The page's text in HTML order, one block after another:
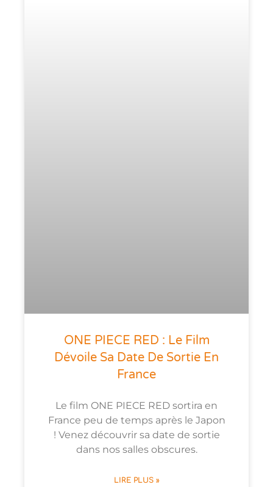
ONE PIECE RED : Le Film
Dévoile Sa Date De Sortie En
France
Le film ONE PIECE RED sortira en
France peu de temps après le Japon
! Venez découvrir sa date de sortie
dans nos salles obscures.
LIRE PLUS »